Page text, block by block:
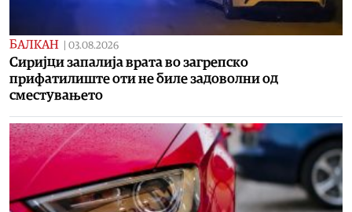
БАЛКАН 03.08.2026
Сиријци запалија врата во загрепско
прифатилиште оти не биле задоволни од
сместувањето